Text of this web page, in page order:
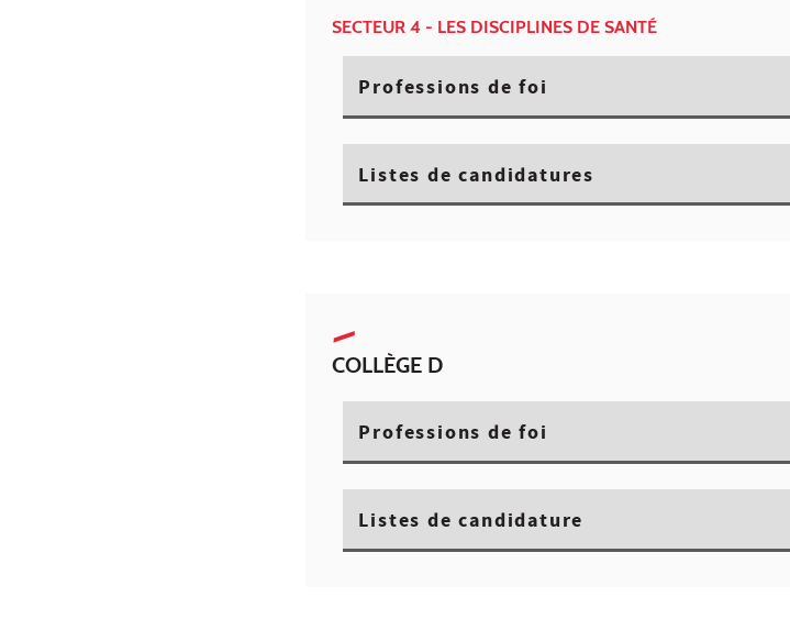
SECTEUR 4 - LES DISCIPLINES DE SANTÉ
Professions de foi
Listes de candidatures
COLLÈGE D
Professions de foi
Listes de candidature